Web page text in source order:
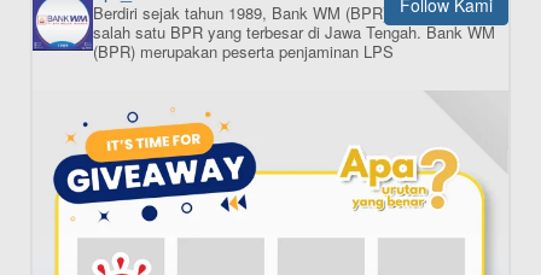
ISI APLIKASI SEKARANG
Follow Kami
Berdiri sejak tahun 1989, Bank WM (BPR) merupakan
salah satu BPR yang terbesar di Jawa Tengah.Bank WM
(BPR) merupakan peserta penjaminan LPS